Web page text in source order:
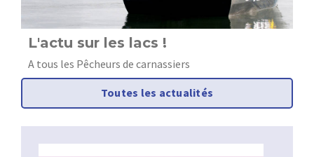
L'actu sur les lacs !
A tous les Pêcheurs de carnassiers
Toutes les actualités